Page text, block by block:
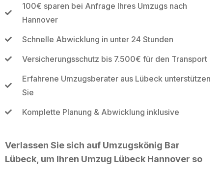
100€ sparen bei Anfrage Ihres Umzugs nach
Hannover
Schnelle Abwicklung in unter 24 Stunden
Versicherungsschutz bis 7.500€ für den Transport
Erfahrene Umzugsberater aus Lübeck unterstützen
Sie
Komplette Planung & Abwicklung inklusive
Verlassen Sie sich auf Umzugskönig Bar
Lübeck, um Ihren Umzug Lübeck Hannover so